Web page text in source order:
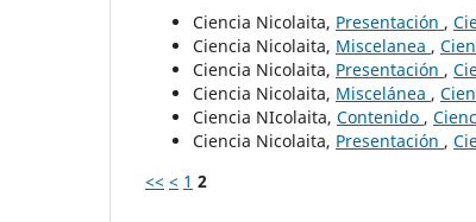
Ciencia Nicolaita, Presentación ,
Ciencia Nicolaita, Miscelanea ,
Ciencia Nicolaita, Presentación ,
Ciencia Nicolaita, Miscelánea ,
Ciencia NIcolaita, Contenido ,
Ciencia Nicolaita, Presentación ,
<< < 1 2